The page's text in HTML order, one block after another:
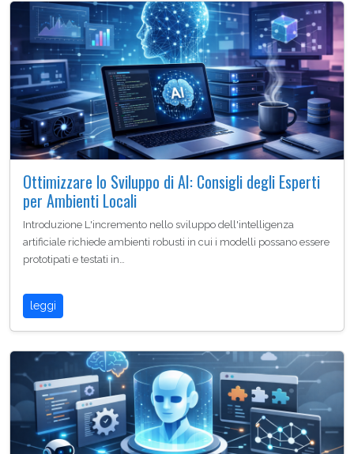
Ottimizzare lo Sviluppo di AI: Consigli degli Esperti
per Ambienti Locali
Introduzione L'incremento nello sviluppo dell'intelligenza
artificiale richiede ambienti robusti in cui i modelli possano essere
prototipati e testati in…
leggi